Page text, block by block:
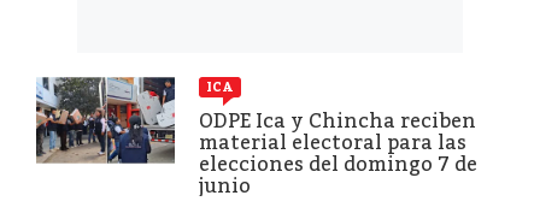
ICA
ODPE Ica y Chincha reciben
material electoral para las
elecciones del domingo 7 de
junio